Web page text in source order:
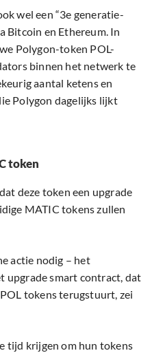
wel een “3e generatie-
Bitcoin en Ethereum. In
Polygon-token POL-
binnen het netwerk te
aantal ketens en
Polygon dagelijks lijkt
token
deze token een upgrade
MATIC tokens zullen
actie nodig – het
upgrade smart contract, dat
tokens terugstuurt, zei
tijd krijgen om hun tokens